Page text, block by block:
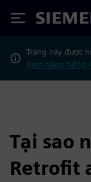
Siemens
Trang này được
Xem bằng tiếng
Tại sao
Retrofit